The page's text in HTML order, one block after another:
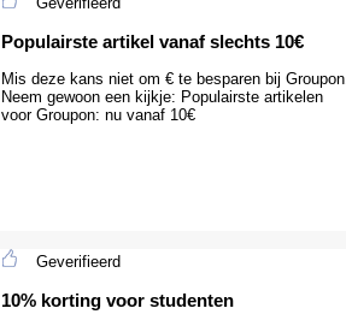
Populairste artikel vanaf slechts 10€
Mis deze kans niet om € te besparen bij Groupon.
Neem gewoon een kijkje: Populairste artikelen
voor Groupon: nu vanaf 10€
Geverifieerd
10% korting voor studenten